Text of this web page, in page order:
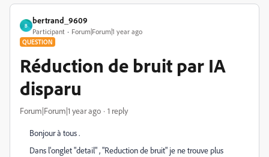
B
bertrand_9609
Participant Forum|Forum|1 year ago
QUESTION
Réduction de bruit par IA
disparu
Forum|Forum|1 year ago 1 reply
Bonjour à tous .
Dans l'onglet "detail" , "Reduction de bruit" je ne trouve plus